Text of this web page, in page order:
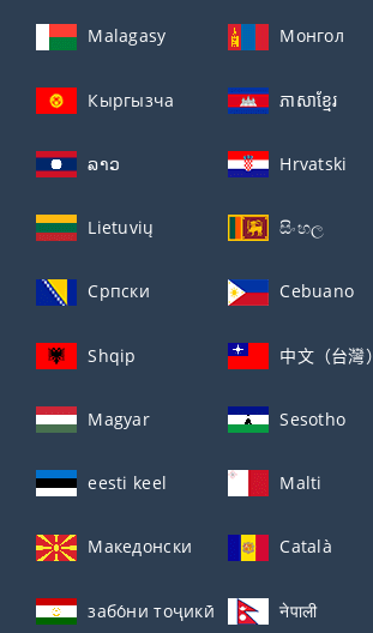
Malagasy Монгол
Кыргызча ភាសាខ្មែរ
ລາວ Hrvatski
Lietuvių සිංහල
Српски Cebuano
Shqip 中文（台灣）
Magyar Sesotho
eesti keel Malti
Македонски Català
забо́ни тоҷикӣ́ नेपाली